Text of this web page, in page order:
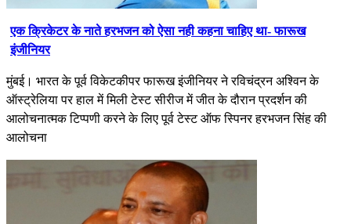
एक क्रिकेटर के नाते हरभजन को ऐसा नही कहना चाहिए था- फारूख
इंजीनियर
मुंबई। भारत के पूर्व विकेटकीपर फारूख इंजीनियर ने रविचंद्रन अश्विन के
ऑस्ट्रेलिया पर हाल में मिली टेस्ट सीरीज में जीत के दौरान प्रदर्शन की
आलोचनात्मक टिप्पणी करने के लिए पूर्व टेस्ट ऑफ स्पिनर हरभजन सिंह की
आलोचना